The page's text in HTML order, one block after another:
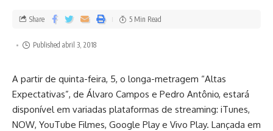
Published abril 3, 2018
Share 5 Min Read
A partir de quinta-feira, 5, o longa-metragem “Altas
Expectativas”, de Álvaro Campos e Pedro Antônio, estará
disponível em variadas plataformas de streaming: iTunes,
NOW, YouTube Filmes, Google Play e Vivo Play. Lançada em